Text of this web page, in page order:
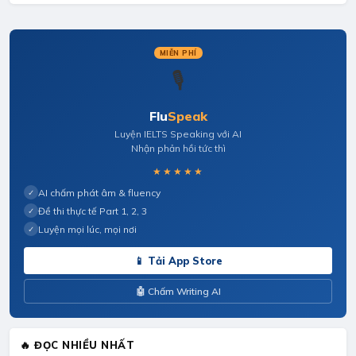
MIỄN PHÍ
🎙️
FluSpeak
Luyện IELTS Speaking với AI
Nhận phản hồi tức thì
★★★★★
✓ AI chấm phát âm & fluency
✓ Đề thi thực tế Part 1, 2, 3
✓ Luyện mọi lúc, mọi nơi
📱 Tải App Store
🤖 Chấm Writing AI
🔥 ĐỌC NHIỀU NHẤT